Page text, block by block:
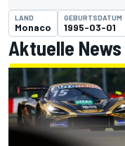
LAND
Monaco
GEBURTSDATUM
1995-03-01
Aktuelle